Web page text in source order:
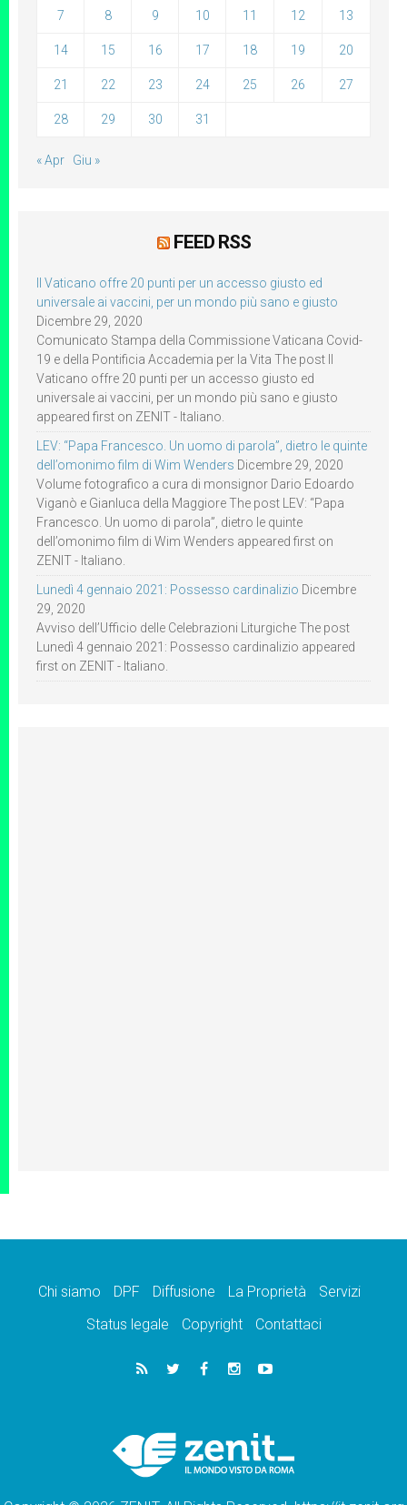
7 8 9 10 11 12 13
14 15 16 17 18 19 20
21 22 23 24 25 26 27
28 29 30 31
« Apr Giu »
FEED RSS
Il Vaticano offre 20 punti per un accesso giusto ed
universale ai vaccini, per un mondo più sano e giusto
Dicembre 29, 2020
Comunicato Stampa della Commissione Vaticana Covid-
19 e della Pontificia Accademia per la Vita The post Il
Vaticano offre 20 punti per un accesso giusto ed
universale ai vaccini, per un mondo più sano e giusto
appeared first on ZENIT - Italiano.
LEV: “Papa Francesco. Un uomo di parola”, dietro le quinte
dell’omonimo film di Wim Wenders Dicembre 29, 2020
Volume fotografico a cura di monsignor Dario Edoardo
Viganò e Gianluca della Maggiore The post LEV: “Papa
Francesco. Un uomo di parola”, dietro le quinte
dell’omonimo film di Wim Wenders appeared first on
ZENIT - Italiano.
Lunedì 4 gennaio 2021: Possesso cardinalizio Dicembre
29, 2020
Avviso dell’Ufficio delle Celebrazioni Liturgiche The post
Lunedì 4 gennaio 2021: Possesso cardinalizio appeared
first on ZENIT - Italiano.
Chi siamo DPF Diffusione La Proprietà
Servizi
Status legale
Copyright Contattaci